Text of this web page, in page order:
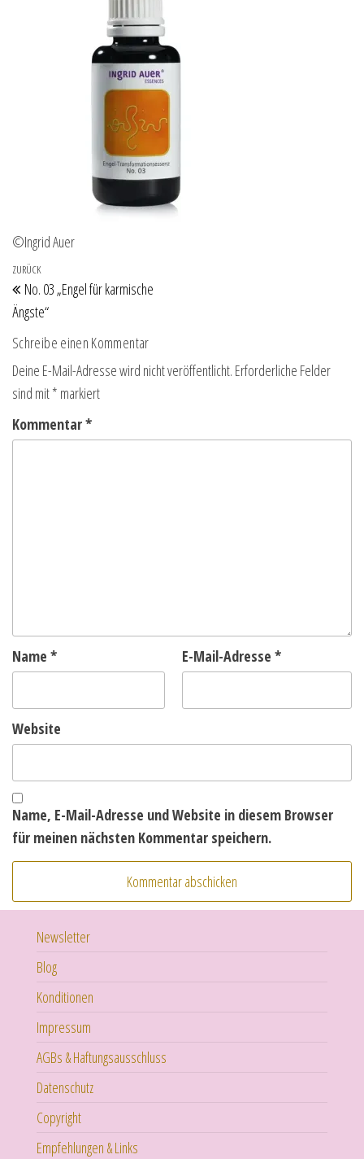
©Ingrid Auer
Beitragsnavigation
Vorheriger Beitrag
ZURÜCK
No. 03 „Engel für karmische
Ängste“
Schreibe einen Kommentar
Deine E-Mail-Adresse wird nicht veröffentlicht. Erforderliche Felder
sind mit* markiert
Kommentar*
Name * E-Mail-Adresse *
Website
Name, E-Mail-Adresse und Website in diesem Browser
für meinen nächsten Kommentar speichern.
Newsletter
Blog
Konditionen
Impressum
AGBs & Haftungsausschluss
Datenschutz
Copyright
Empfehlungen & Links